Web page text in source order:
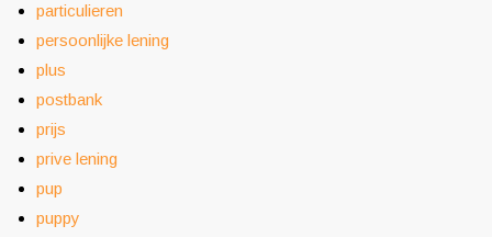
particulieren
persoonlijke lening
plus
postbank
prijs
prive lening
pup
puppy